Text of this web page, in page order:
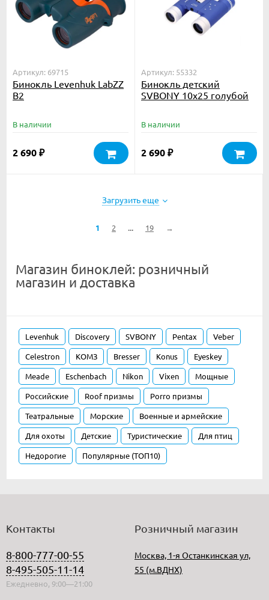
Артикул: 69715
Бинокль Levenhuk LabZZ
B2
В наличии
2 690 ₽
Артикул: 55332
Бинокль детский
SVBONY 10x25 голубой
В наличии
2 690 ₽
Загрузить еще
1 2 ... 19 →
Магазин биноклей: розничный
магазин и доставка
Levenhuk Discovery SVBONY Pentax
Veber
Celestron
КОМЗ Bresser Konus
Eyeskey
Meade
Eschenbach Nikon Vixen
Мощные
Российские
Roof призмы
Porro призмы
Театральные
Морские
Военные и армейские
Для охоты
Детские Туристические
Для птиц
Недорогие
Популярные (ТОП10)
Контакты
8-800-777-00-55
8-495-505-11-14
Ежедневно, 9:00—21:00
Розничный магазин
Москва, 1-я Останкинская ул,
55 (м.ВДНХ)